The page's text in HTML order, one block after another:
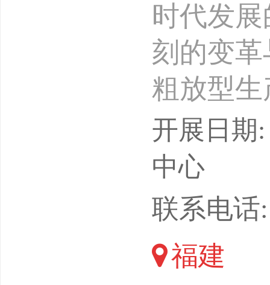
时代发
刻的变
粗放型
创新，
进程中
键支撑
市，地
开展日期
中心
联系电话
福建